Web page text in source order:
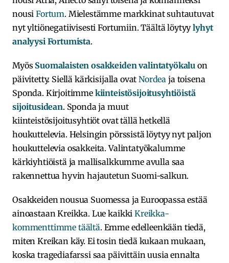
nousiFortum. Mielestämme markkinat suhtautuvat
nyt yltiönegatiivisesti Fortumiin. Täältä löytyylyhyt
analyysi Fortumista.
MyösSuomalaisten osakkeiden valintatyökalu on
päivitetty. Siellä kärkisijalla ovatNordea ja toisena
Sponda. Kirjoitimme kiinteistösijoitusyhtiöistä
sijoitusidean. Sponda ja muut
kiinteistösijoitusyhtiöt ovat tällä hetkellä
houkuttelevia. Helsingin pörssistä löytyy nyt paljon
houkuttelevia osakkeita. Valintatyökalumme
kärkiyhtiöistä ja mallisalkkumme avulla saa
rakennettua hyvin hajautetun Suomi-salkun.
Osakkeiden nousua Suomessa ja Euroopassa estää
ainoastaan Kreikka. Lue kaikkiKreikka-
kommenttimme täältä. Emme edelleenkään tiedä,
miten Kreikan käy. Ei tosin tiedä kukaan mukaan,
koska tragediafarssi saa päivittäin uusia ennalta